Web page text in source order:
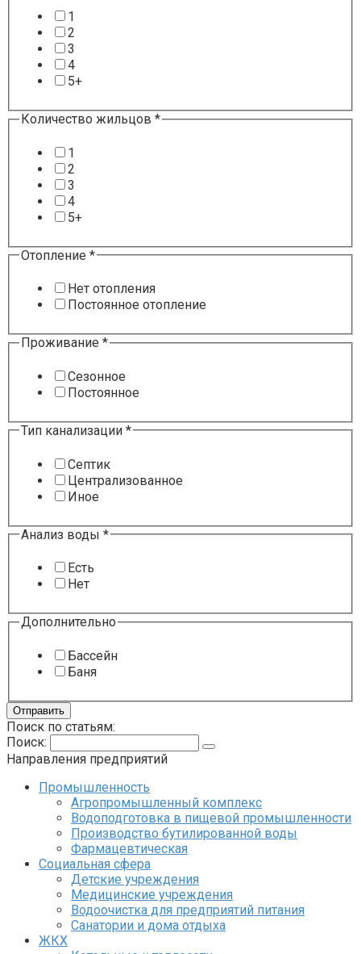
санузлов 1
2
3
4
5+
Количество жильцов *
1
2
3
4
5+
Отопление *
Нет отопления
Постоянное отопление
Проживание *
Сезонное
Постоянное
Тип канализации *
Септик
Централизованное
Иное
Анализ воды *
Есть
Нет
Дополнительно
Бассейн
Баня
Отправить
Поиск по статьям:
Поиск:
Направления предприятий
Промышленность
Агропромышленный комплекс
Водоподготовка в пищевой промышленности
Производство бутилированной воды
Фармацевтическая
Социальная сфера
Детские учреждения
Медицинские учреждения
Водоочистка для предприятий питания
Санатории и дома отдыха
ЖКХ